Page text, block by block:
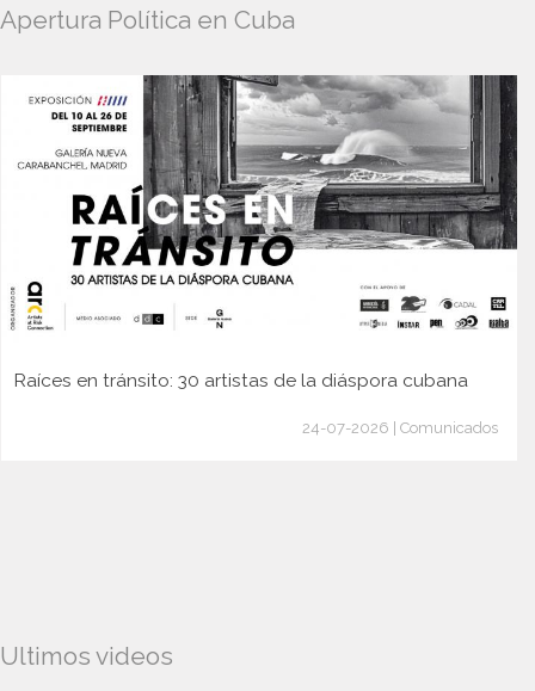
Apertura Política en Cuba
Raíces en tránsito: 30 artistas de la diáspora cubana
24-07-2026 | Comunicados
Ultimos videos